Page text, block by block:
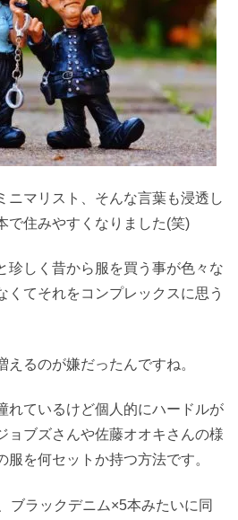
ニマリスト、そんな言葉も浸透し
で住みやすくなりました(笑)
珍しく昔から服を買う事が色々な
くてそれをコンプレックスに思う
るのが嫌だったんですね。
れているけど個人的にハードルが
ョブズさんや佐藤オオキさんの様
服を何セットか持つ方法です。
ブラックデニム×5本みたいに同